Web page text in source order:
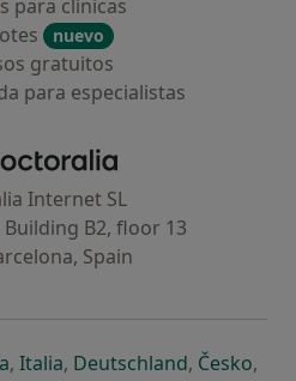
para clínicas
nuevo
gratuitos
para especialistas
Doctoralia - Página de inicio
Internet SL
Building B2, floor 13
Spain
pestaña
una nueva pestaña
se abre en una nueva pestaña
, Italiase abre en una nueva
, Deutschlandse abre en
, Českose
,